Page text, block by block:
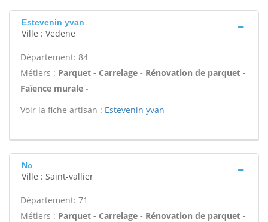
Estevenin yvan
Ville : Vedene
Département: 84
Métiers : Parquet - Carrelage - Rénovation de parquet -
Faïence murale -
Voir la fiche artisan : Estevenin yvan
Nc
Ville : Saint-vallier
Département: 71
Métiers : Parquet - Carrelage - Rénovation de parquet -